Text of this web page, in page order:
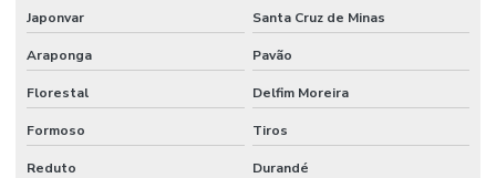
Japonvar Santa Cruz de Minas
Araponga Pavão
Florestal Delfim Moreira
Formoso Tiros
Reduto Durandé